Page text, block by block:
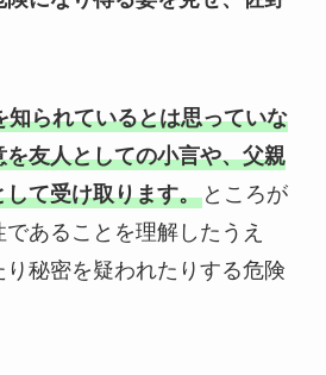
知られているとは思っていな
友人としての小言や、父親
て受け取ります。ところが
あることを理解したうえ
秘密を疑われたりする危険